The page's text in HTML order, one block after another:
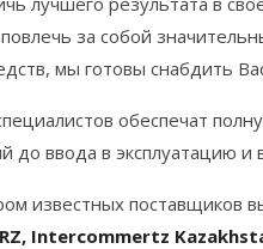
за собой
мы готовы снабдить
обеспечат
ввода в эксплуатацию и
известных поставщиков
Intercommertz